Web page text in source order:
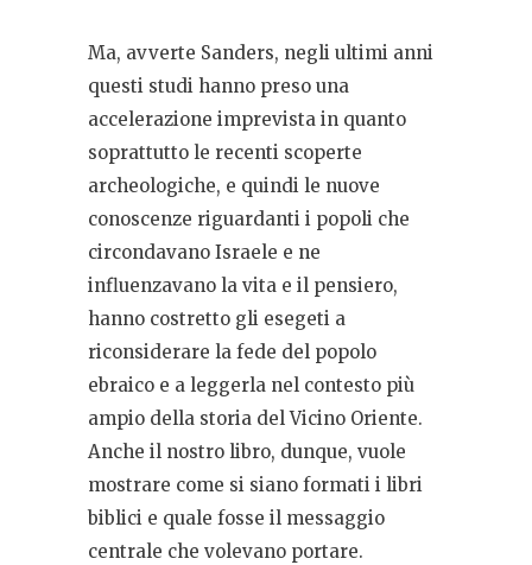
Ma, avverte Sanders, negli ultimi anni
questi studi hanno preso una
accelerazione imprevista in quanto
soprattutto le recenti scoperte
archeologiche, e quindi le nuove
conoscenze riguardanti i popoli che
circondavano Israele e ne
influenzavano la vita e il pensiero,
hanno costretto gli esegeti a
riconsiderare la fede del popolo
ebraico e a leggerla nel contesto più
ampio della storia del Vicino Oriente.
Anche il nostro libro, dunque, vuole
mostrare come si siano formati i libri
biblici e quale fosse il messaggio
centrale che volevano portare.